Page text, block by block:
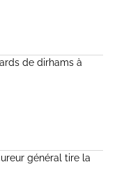
de dirhams à
général tire la